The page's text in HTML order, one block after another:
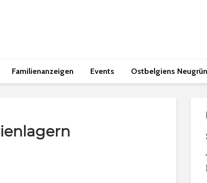
Familienanzeigen Events Ostbelgiens